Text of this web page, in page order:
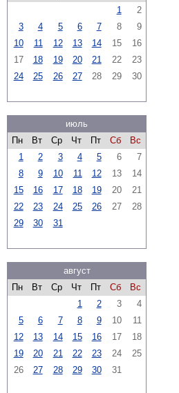
1
2
3
4 5 6 7 8
9
10
11 12 13 14 15
16
17
18 19 20 21 22
23
24
25 26 27 28 29 30
июль
Пн
Вт Ср Чт Пт Сб
Вс
1
2 3 4 5 6
7
8
9 10 11 12 13
14
15
16 17 18 19 20
21
22
23 24 25 26 27
28
29
30 31
август
Пн
Вт Ср Чт Пт Сб
Вс
1
2 3
4
5
6 7 8 9 10
11
12
13 14 15 16 17
18
19
20 21 22 23 24
25
26
27 28 29 30 31